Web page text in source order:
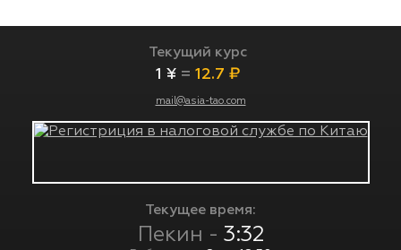
Текущий курс
1 ¥ = 12.7 ₽
mail@asia-tao.com
Текущее время:
Пекин - 3:32